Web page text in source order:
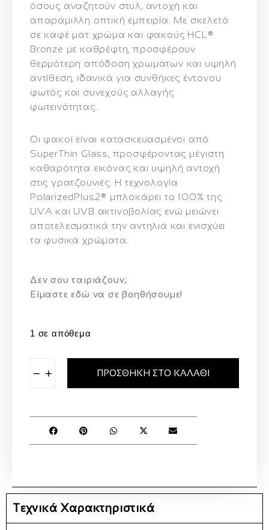
όσους αναζητούν στυλ, αντοχή και
απαράμιλλη οπτική εμπειρία. Με σκελετό
σε καφέ ματ χρώμα και φακούς HCL®
Bronze με καθρέφτη, προσφέρουν
θερμότερη απόδοση χρωμάτων και υψηλή
αντίθεση, ιδανικά για συνθήκες έντονου
φωτός και συνεχούς αλλαγής
φωτεινότητας.
Οι φακοί είναι κατασκευασμένοι από
SuperThin Glass, προσφέροντας μέγιστη
καθαρότητα εικόνας και υψηλή αντοχή
στις γρατζουνιές. Η τεχνολογία
PolarizedPlus2® μπλοκάρει το 100% της
UVA και UVB ακτινοβολίας ενώ μειώνει
αποτελεσματικά την αντηλιά και ενισχύει
τα φυσικά χρώματα.
Δεν σου ταιριάζουν;
Eίμαστε εδώ να σε βοηθήσουμε!
1 σε απόθεμα
− + ΠΡΟΣΘΉΚΗ ΣΤΟ ΚΑΛΆΘΙ
Τεχνικά Χαρακτηριστικά